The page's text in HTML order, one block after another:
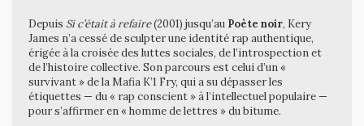
Depuis Si c’était à refaire(2001) jusqu’au Poète noir, Kery
James n’a cessé de sculpter une identité rap authentique,
érigée à la croisée des luttes sociales, de l’introspection et
de l’histoire collective. Son parcours est celui d’un «
survivant » de la Mafia K’1 Fry, qui a su dépasser les
étiquettes — du « rap conscient » à l’intellectuel populaire —
pour s’affirmer en « homme de lettres » du bitume.